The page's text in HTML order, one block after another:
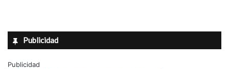
Publicidad
Publicidad